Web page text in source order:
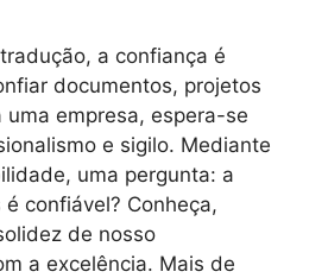
a confiança é
documentos, projetos
uma empresa, espera-se
e sigilo. Mediante
uma pergunta: a
confiável? Conheça,
de nosso
a excelência. Mais de